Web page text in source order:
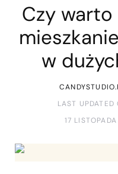
Czy
w
LAST
17